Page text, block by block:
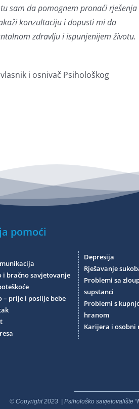
sam da pomognem pronaći rješenja
konzultaciju i dopusti mi da
zdravlju i ispunjenijem životu.
i osnivač Psihološkog
pomoći
i bračno savjetovanje
– prije i poslije bebe
Depresija
Rješavanje
Problemi sa
supstanci
Problemi s
hranom
Karijera i osobni
© Copyright 2023 | Psihološko savjetovalište